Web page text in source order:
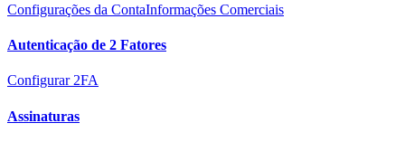
Configurações da ContaInformações Comerciais
Autenticação de 2 Fatores
Configurar 2FA
Assinaturas